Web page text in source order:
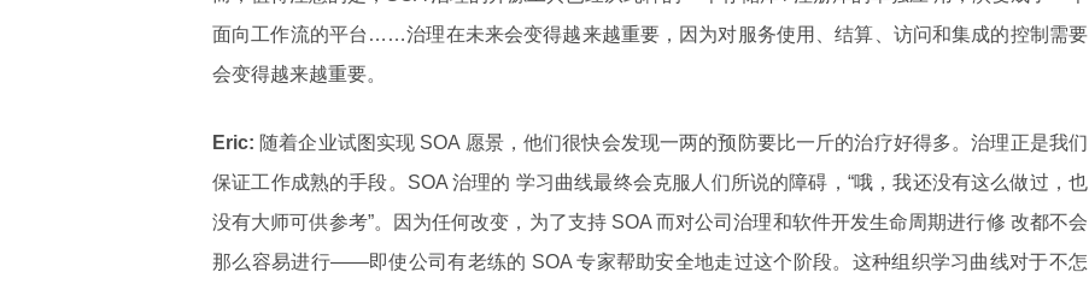
面向工作流的平台……治理在未来会变得越来越重要，因为对服务使用、结算、访问和集成的控制需要
会变得越来越重要。
Eric: 随着企业试图实现 SOA 愿景，他们很快会发现一两的预防要比一斤的治疗好得多。治理正是我们
保证工作成熟的手段。SOA 治理的 学习曲线最终会克服人们所说的障碍，“哦，我还没有这么做过，也
没有大师可供参考”。因为任何改变，为了支持 SOA 而对公司治理和软件开发生命周期进行修 改都不会
那么容易进行——即使公司有老练的 SOA 专家帮助安全地走过这个阶段。这种组织学习曲线对于不怎